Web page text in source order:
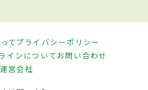
てプライバシーポリシー
インについてお問い合わせ
運営会社